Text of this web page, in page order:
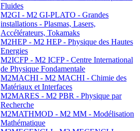
Fluides
M2GI - M2 GI-PLATO - Grandes
installations - Plasmas, Lasers,
Accélérateurs, Tokamaks
M2HEP - M2 HEP - Physique des Hautes
Energies
M2ICFP - M2 ICFP - Centre International
de Physique Fondamentale
M2MACHI - M2 MACHI - Chimie des
Matériaux et Interfaces
M2MARES - M2 PBR - Physique par
Recherche
M2MATHMOD - M2 MM - Modélisation
Mathématique